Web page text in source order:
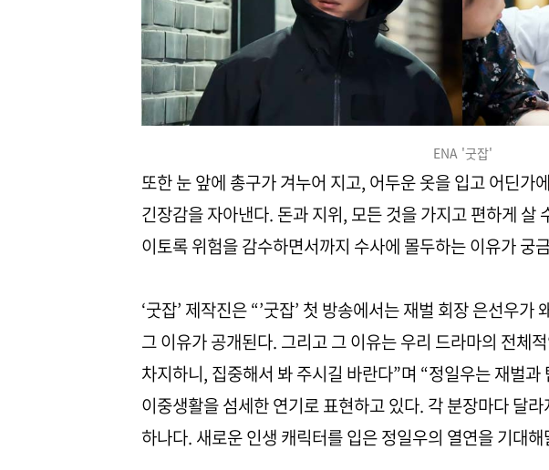
ENA '굿잡'
또한 눈 앞에 총구가 겨누어 지고, 어두운 옷을 입고 어딘가
긴장감을 자아낸다. 돈과 지위, 모든 것을 가지고 편하게 살
이토록 위험을 감수하면서까지 수사에 몰두하는 이유가 궁
‘굿잡’ 제작진은 “’굿잡’ 첫 방송에서는 재벌 회장 은선우
그 이유가 공개된다. 그리고 그 이유는 우리 드라마의 전체
차지하니, 집중해서 봐 주시길 바란다”며 “정일우는 재벌과
이중생활을 섬세한 연기로 표현하고 있다. 각 분장마다 달
하나다. 새로운 인생 캐릭터를 입은 정일우의 열연을 기대